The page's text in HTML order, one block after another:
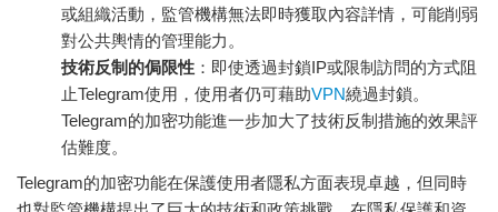
或組織活動，監管機構無法即時獲取內容詳情，可能削弱
對公共輿情的管理能力。
技術反制的侷限性 ：即使透過封鎖IP或限制訪問的方式阻
止Telegram使用，使用者仍可藉助VPN繞過封鎖。
Telegram的加密功能進一步加大了技術反制措施的效果評
估難度。
Telegram的加密功能在保護使用者隱私方面表現卓越，但同時